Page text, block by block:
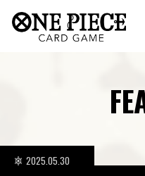
2025.05.30